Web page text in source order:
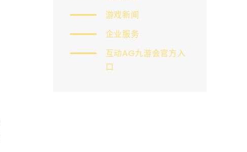
游戏新闻
企业服务
互动AG九游会官方入
口